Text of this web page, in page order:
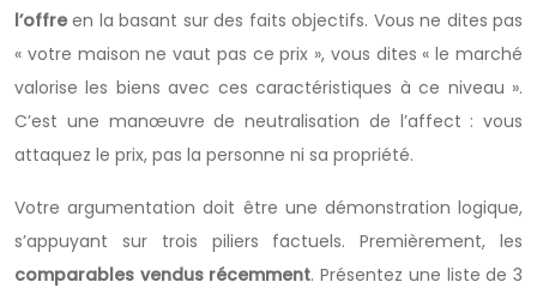
l’offre en la basant sur des faits objectifs. Vous ne dites pas
« votre maison ne vaut pas ce prix », vous dites « le marché
valorise les biens avec ces caractéristiques à ce niveau ».
C’est une manœuvre de neutralisation de l’affect : vous
attaquez le prix, pas la personne ni sa propriété.
Votre argumentation doit être une démonstration logique,
s’appuyant sur trois piliers factuels. Premièrement, les
comparables vendus récemment. Présentez une liste de 3